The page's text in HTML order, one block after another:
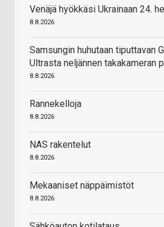
Venäjä hyökkäsi Ukrainaan 24.
8.8.2026
Samsungin huhutaan tiputtavan
Ultrasta neljännen takakameran
8.8.2026
Rannekelloja
8.8.2026
NAS rakentelut
8.8.2026
Mekaaniset näppäimistöt
8.8.2026